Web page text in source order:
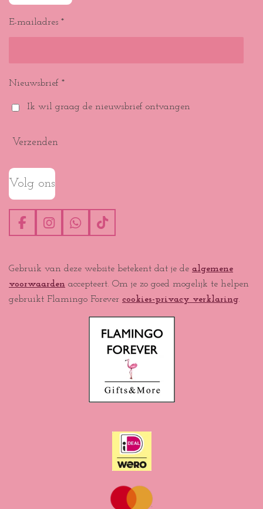
E-mailadres *
Nieuwsbrief *
Ik wil graag de nieuwsbrief ontvangen
Verzenden
Volg ons
F
a
b
o
o
I
n
a
g
r
W
h
s
A
p
T
i
o
k
Gebruik van deze website betekent dat je de algemene
voorwaarden accepteert. Om je zo goed mogelijk te helpen
gebruikt Flamingo Forever cookies-privacy verklaring.